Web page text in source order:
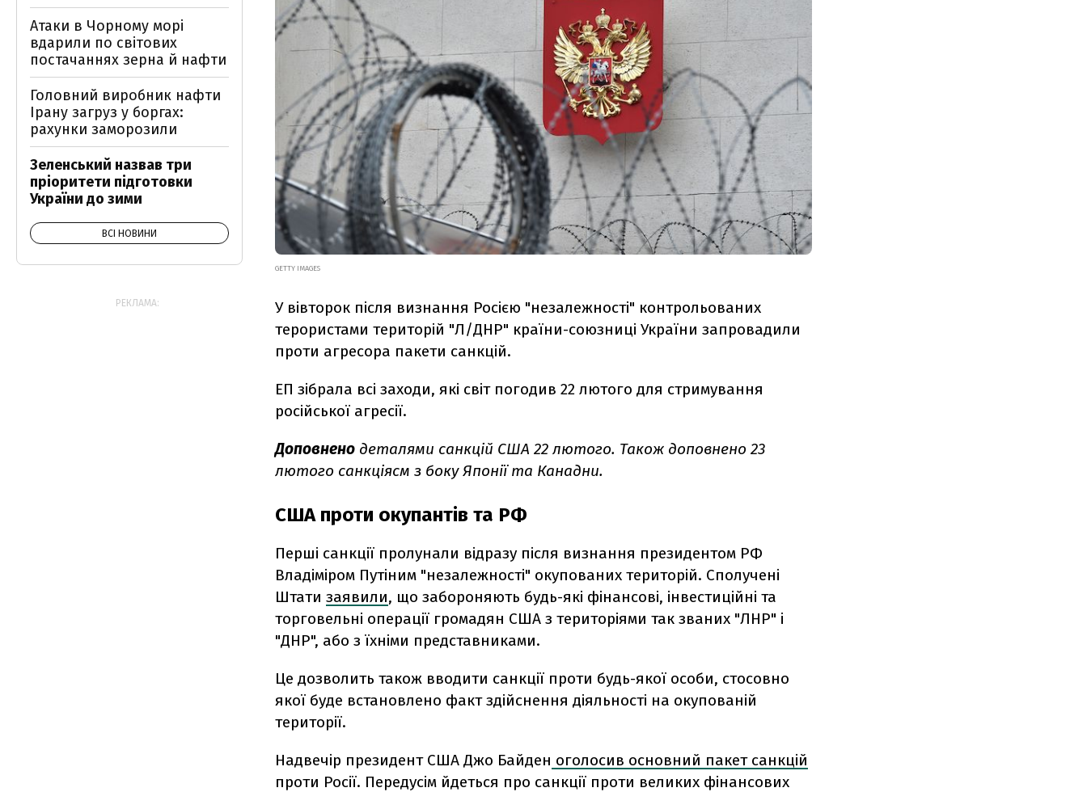
GETTY IMAGES
У вівторок після визнання Росією "незалежності" контрольованих
терористами територій "Л/ДНР" країни-союзниці України запровадили
проти агресора пакети санкцій.
ЕП зібрала всі заходи, які світ погодив 22 лютого для стримування
російської агресії.
Доповнено деталями санкцій США 22 лютого. Також доповнено 23
лютого санкціясм з боку Японії та Канадни.
США проти окупантів та РФ
Перші санкції пролунали відразу після визнання президентом РФ
Владіміром Путіним "незалежності" окупованих територій. Сполучені
Штати заявили, що забороняють будь-які фінансові, інвестиційні та
торговельні операції громадян США з територіями так званих "ЛНР" і
"ДНР", або з їхніми представниками.
Це дозволить також вводити санкції проти будь-якої особи, стосовно
якої буде встановлено факт здійснення діяльності на окупованій
території.
Надвечір президент США Джо Байден оголосив основний пакет санкцій
проти Росії. Передусім йдеться про санкції проти великих фінансових
Атаки в Чорному морі
вдарили по світових
постачаннях зерна й нафти
Головний виробник нафти
Ірану загруз у боргах:
рахунки заморозили
Зеленський назвав три
пріоритети підготовки
України до зими
ВСІ НОВИНИ
РЕКЛАМА: